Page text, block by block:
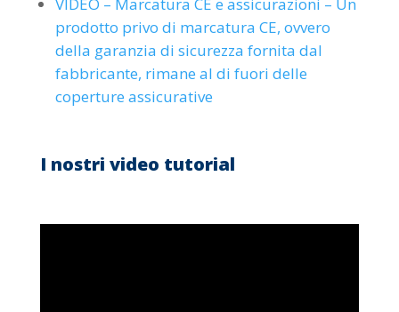
prodotto privo di marcatura CE, ovvero
della garanzia di sicurezza fornita dal
fabbricante, rimane al di fuori delle
coperture assicurative
I nostri video tutorial